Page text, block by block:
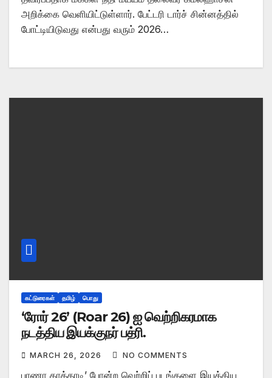
அறிக்கை வெளியிட்டுள்ளார். பேட்டரி டார்ச் சின்னத்தில்
போட்டியிடுவது என்பது வரும் 2026…
கட்டுரைகள் தமிழ் பொது
‘ரோர் 26’ (Roar 26) ஐ வெற்றிகரமாக
நடத்திய இயக்குநர் பத்ரி.
MARCH 26, 2026 NO COMMENTS
பாணா காத்தாடி’ போன்ற வெற்றிப் படங்களை இயக்கிய